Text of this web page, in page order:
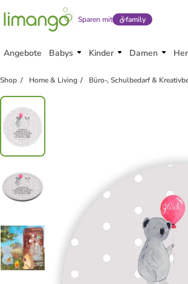
Sparen mit family
Angebote Babys Kinder Damen
Shop Home & Living Büro-, Schulbedarf &